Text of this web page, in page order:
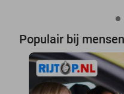
Populair bij